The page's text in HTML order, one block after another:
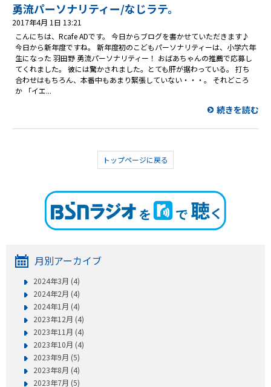
勇流パーソナリティー/なじラテ。
2017年4月 1日 13:21
こんにちは、Rcafe ADです。 今日からブログを書かせていただきます♪
今日から新年度ですね。 新年度初のこどもパーソナリティーは、小学六年
生になった 羽田野 勇流パーソナリティー！ おばあちゃんの推薦で応募し
てくれました。 彼には驚かされました。とても肝が据わっている。 打ち
合わせはもちろん、本番中もあまり緊張していない・・・。 それどころ
か 「イエ...
続きを読む
トップページに戻る
月別アーカイブ
2024年3月 (4)
2024年2月 (4)
2024年1月 (4)
2023年12月 (4)
2023年11月 (4)
2023年10月 (4)
2023年9月 (5)
2023年8月 (4)
2023年7月 (5)